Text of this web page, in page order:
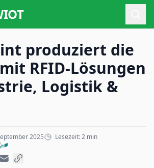
produziert die
RFID-Lösungen
Logistik &
2025
Lesezeit: 2 min